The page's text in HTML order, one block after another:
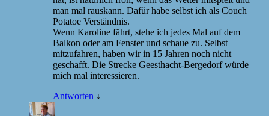
man mal rauskann. Dafür habe selbst ich als Couch
Potatoe Verständnis.
Wenn Karoline fährt, stehe ich jedes Mal auf dem
Balkon oder am Fenster und schaue zu. Selbst
mitzufahren, haben wir in 15 Jahren noch nicht
geschafft. Die Strecke Geesthacht-Bergedorf würde
mich mal interessieren.
Antworten ↓